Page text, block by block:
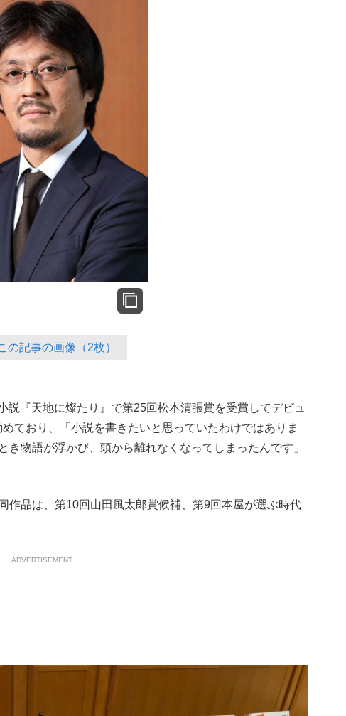
の記事の画像（2枚）
『天地に燦たり』で第25回松本清張賞を受賞してデビュ
ており、「小説を書きたいと思っていたわけではありま
物語が浮かび、頭から離れなくなってしまったんです」
品は、第10回山田風太郎賞候補、第9回本屋が選ぶ時代
ADVERTISEMENT